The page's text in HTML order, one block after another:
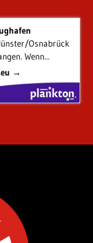
Osnabrück
Wenn...
→